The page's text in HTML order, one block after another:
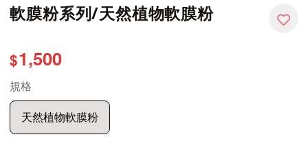
軟膜粉系列/天然植物軟膜粉
$1,500
規格
天然植物軟膜粉